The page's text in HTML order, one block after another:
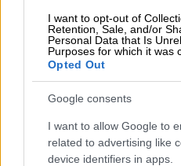
I want to opt-out of
Retention, Sale, and/or
Personal Data that Is
Purposes for which it was
Opted Out
Google consents
I want to allow Google to
related to advertising like
device identifiers in apps.
κυβέρνηση της Γιούτα
απαγορεύει τα
βιβλίαστα σχολεία.
περισσότερα από τα
απαγορευτεί, αφορούν
σεξουαλικός
σεξουαλική